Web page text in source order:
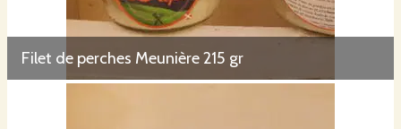
Filet de perches Meunière 215 gr